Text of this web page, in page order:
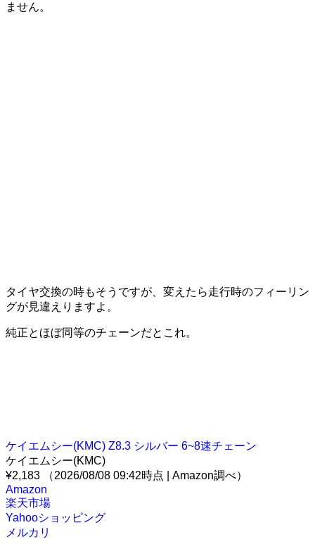
ません。
タイヤ交換の時もそうですが、変えたら走行時のフィーリン
グが見違えりますよ。
純正とほぼ同等のチェーンだとこれ。
ケイエムシー(KMC) Z8.3 シルバー 6~8速チェーン
ケイエムシー(KMC)
¥2,183
（2026/08/08 09:42時点 | Amazon調べ）
Amazon
楽天市場
Yahooショッピング
メルカリ